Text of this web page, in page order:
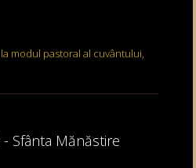
modul pastoral al cuvântului,
Sfânta Mănăstire